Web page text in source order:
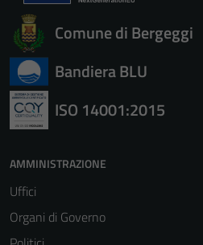
Comune di Bergeggi
Bandiera BLU
ISO 14001:2015
AMMINISTRAZIONE
Uffici
Organi di Governo